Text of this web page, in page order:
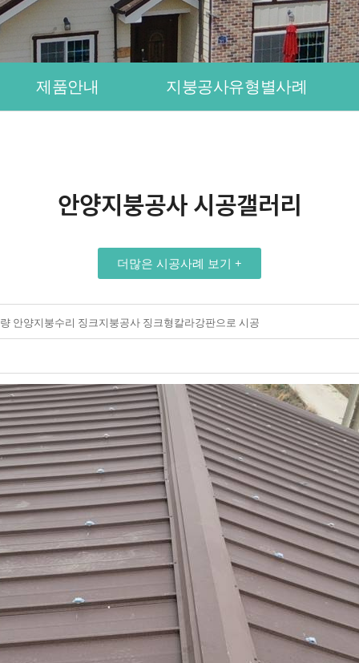
제품안내 지붕공사유형별사례
안양지붕공사 시공갤러리
더많은 시공사례 보기 +
안양지붕수리 징크지붕공사 징크형칼라강판으로 시공